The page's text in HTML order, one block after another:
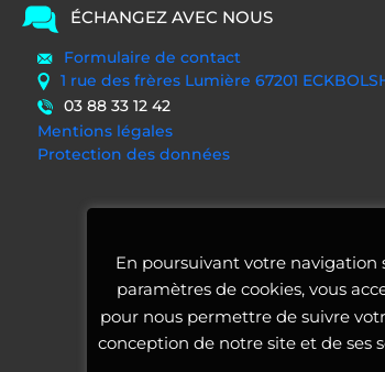
ÉCHANGEZ AVEC NOUS
Formulaire de contact
1 rue des frères Lumière 67201
03 88 33 12 42
Mentions légales
Protection des données
En poursuivant votre navigation
paramètres de cookies, vous
pour nous permettre de suivre
conception de notre site et de ses